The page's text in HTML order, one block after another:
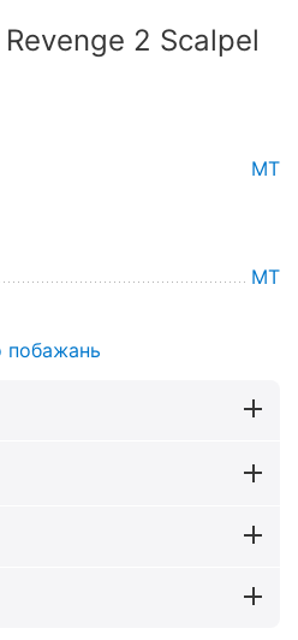
2 Scalpel
MT
MT
побажань